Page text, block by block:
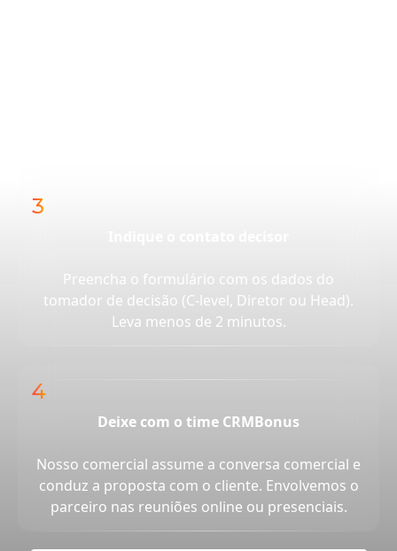
3
Preencha o formulário com os dados do
tomador de decisão (C-level, Diretor ou Head).
Leva menos de 2 minutos.
4
Deixe com o time CRMBonus
Nosso comercial assume a conversa comercial e
conduz a proposta com o cliente. Envolvemos o
parceiro nas reuniões online ou presenciais.